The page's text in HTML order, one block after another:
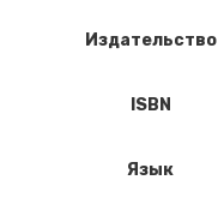
Издательство
ISBN
Язык